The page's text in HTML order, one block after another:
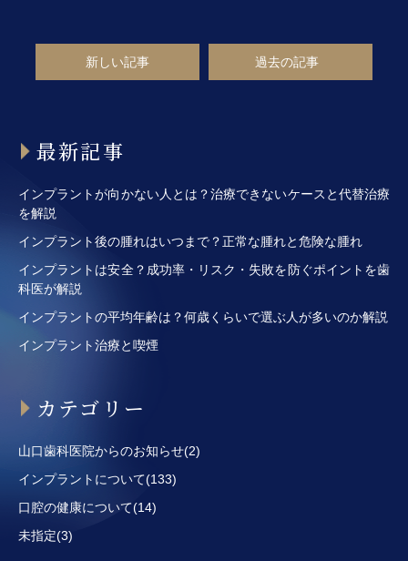
新しい記事 過去の記事
最新記事
インプラントが向かない人とは？治療できないケースと代替治療
を解説
インプラント後の腫れはいつまで？正常な腫れと危険な腫れ
インプラントは安全？成功率・リスク・失敗を防ぐポイントを歯
科医が解説
インプラントの平均年齢は？何歳くらいで選ぶ人が多いのか解説
インプラント治療と喫煙
カテゴリー
山口歯科医院からのお知らせ(2)
インプラントについて(133)
口腔の健康について(14)
未指定(3)